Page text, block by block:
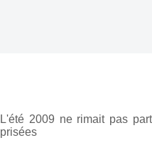
L'été 2009 ne rimait pas
prisées